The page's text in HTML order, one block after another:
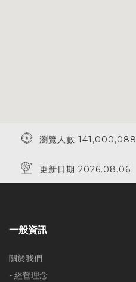
瀏覽人數 141,000,088
更新日期 2026.08.06
一般資訊
關於我們
- 經營理念